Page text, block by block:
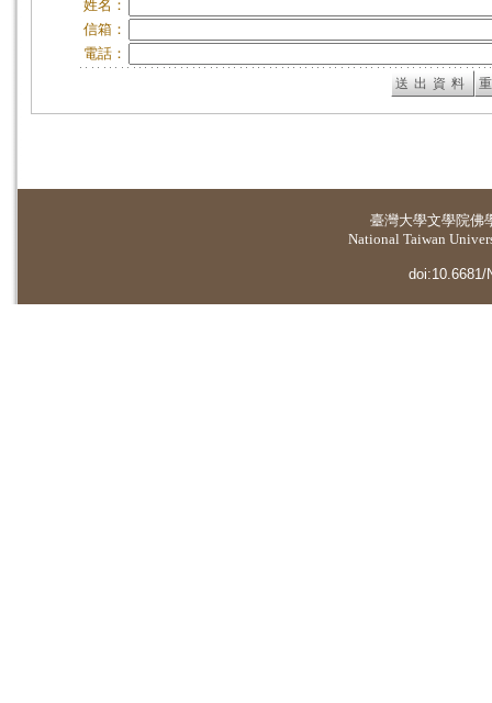
姓名：
信箱：
電話：
臺灣大學文學院佛
National Taiwan
doi:10.6681/